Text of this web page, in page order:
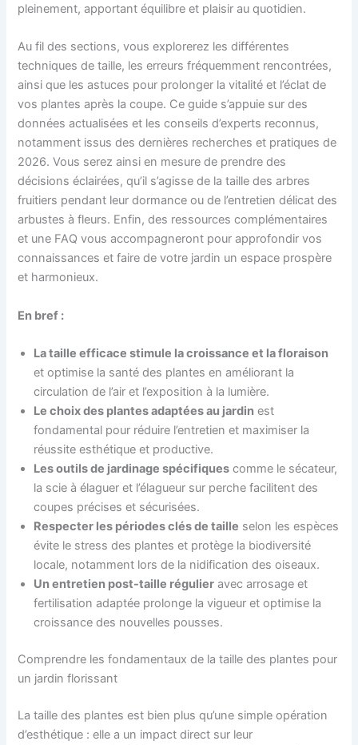
pleinement, apportant équilibre et plaisir au quotidien.
Au fil des sections, vous explorerez les différentes
techniques de taille, les erreurs fréquemment rencontrées,
ainsi que les astuces pour prolonger la vitalité et l’éclat de
vos plantes après la coupe. Ce guide s’appuie sur des
données actualisées et les conseils d’experts reconnus,
notamment issus des dernières recherches et pratiques de
2026. Vous serez ainsi en mesure de prendre des
décisions éclairées, qu’il s’agisse de la taille des arbres
fruitiers pendant leur dormance ou de l’entretien délicat des
arbustes à fleurs. Enfin, des ressources complémentaires
et une FAQ vous accompagneront pour approfondir vos
connaissances et faire de votre jardin un espace prospère
et harmonieux.
En bref :
La taille efficace stimule la croissance et la floraison
et optimise la santé des plantes en améliorant la
circulation de l’air et l’exposition à la lumière.
Le choix des plantes adaptées au jardin est
fondamental pour réduire l’entretien et maximiser la
réussite esthétique et productive.
Les outils de jardinage spécifiques comme le sécateur,
la scie à élaguer et l’élagueur sur perche facilitent des
coupes précises et sécurisées.
Respecter les périodes clés de taille selon les espèces
évite le stress des plantes et protège la biodiversité
locale, notamment lors de la nidification des oiseaux.
Un entretien post-taille régulier avec arrosage et
fertilisation adaptée prolonge la vigueur et optimise la
croissance des nouvelles pousses.
Comprendre les fondamentaux de la taille des plantes pour
un jardin florissant
La taille des plantes est bien plus qu’une simple opération
d’esthétique : elle a un impact direct sur leur